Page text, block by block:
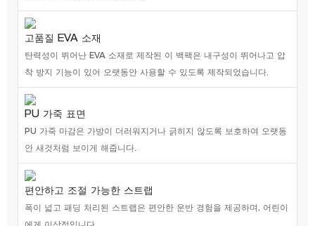
고품질 EVA 소재
탄력성이 뛰어난 EVA 소재로 제작된 이 백팩은 내구성이 뛰어나고 압
착 방지 기능이 있어 오랫동안 사용할 수 있도록 제작되었습니다.
PU 가죽 표면
PU 가죽 마감은 가방이 더러워지거나 긁히지 않도록 보호하여 오랫동
안 새것처럼 보이게 해줍니다.
편안하고 조절 가능한 스트랩
폭이 넓고 패딩 처리된 스트랩은 편안한 운반 경험을 제공하며, 어린이